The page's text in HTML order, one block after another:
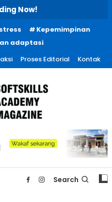
Now!
Kepemimpinan
adaptasi
Proses Editorial Kontak
Search